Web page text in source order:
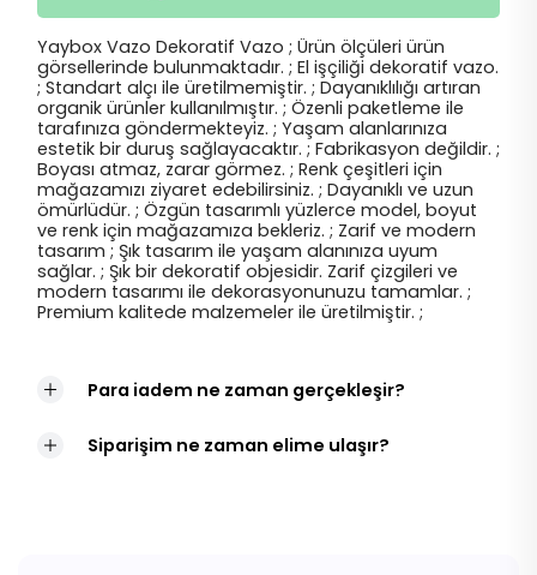
Yaybox Vazo Dekoratif Vazo ; Ürün ölçüleri ürün
görsellerinde bulunmaktadır. ; El işçiliği dekoratif vazo.
; Standart alçı ile üretilmemiştir. ; Dayanıklılığı artıran
organik ürünler kullanılmıştır. ; Özenli paketleme ile
tarafınıza göndermekteyiz. ; Yaşam alanlarınıza
estetik bir duruş sağlayacaktır. ; Fabrikasyon değildir. ;
Boyası atmaz, zarar görmez. ; Renk çeşitleri için
mağazamızı ziyaret edebilirsiniz. ; Dayanıklı ve uzun
ömürlüdür. ; Özgün tasarımlı yüzlerce model, boyut
ve renk için mağazamıza bekleriz. ; Zarif ve modern
tasarım ; Şık tasarım ile yaşam alanınıza uyum
sağlar. ; Şık bir dekoratif objesidir. Zarif çizgileri ve
modern tasarımı ile dekorasyonunuzu tamamlar. ;
Premium kalitede malzemeler ile üretilmiştir. ;
Para iadem ne zaman gerçekleşir?
Siparişim ne zaman elime ulaşır?